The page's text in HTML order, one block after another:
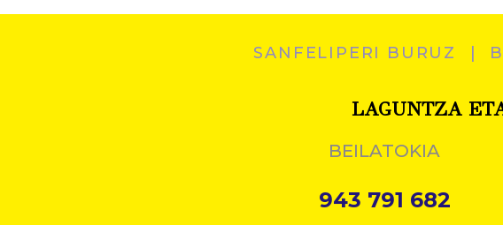
SANFELIPERI BURUZ
LAGUNTZA
BEILATOKIA
943 791 682